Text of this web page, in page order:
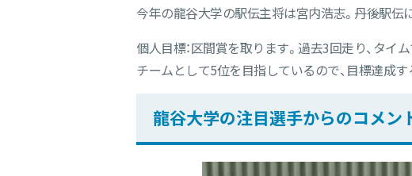
今年の龍谷大学の駅伝主将は宮内浩志。丹後駅伝
個人目標：区間賞を取ります。過去3回走り、タ
チームとして5位を目指しているので、目標達成
龍谷大学の注目選手からのコメン